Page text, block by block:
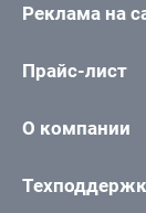
Реклама на
Прайс-лист
О компании